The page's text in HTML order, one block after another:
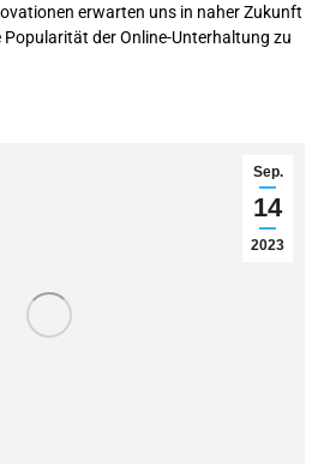
erwarten uns in naher Zukunft
Popularität der Online-Unterhaltung zu
Sep.
14
2023